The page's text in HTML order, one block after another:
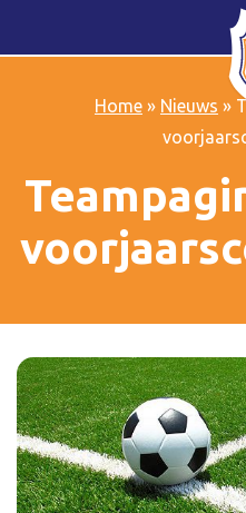
Home» Nieuws »